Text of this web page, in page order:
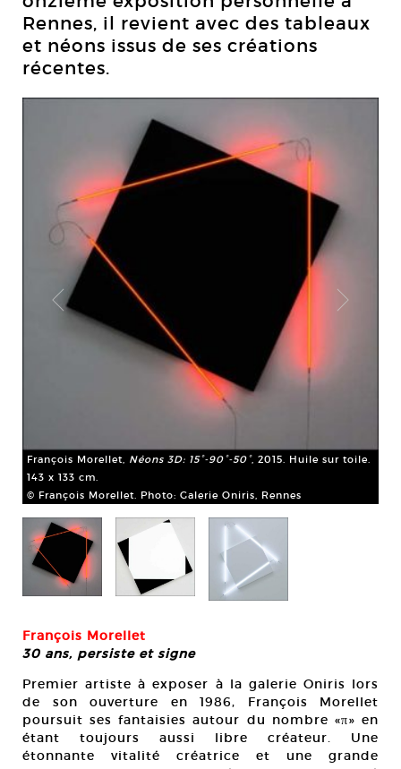
Rennes, il revient avec des tableaux
et néons issus de ses créations
récentes.
François Morellet, Néons 3D: 15°-90°-50°, 2015. Huile sur toile.
143 x 133 cm.
© François Morellet. Photo: Galerie Oniris, Rennes
François Morellet
30 ans, persiste et signe
Premier artiste à exposer à la galerie Oniris lors
de son ouverture en 1986, François Morellet
poursuit ses fantaisies autour du nombre «π» en
étant toujours aussi libre créateur. Une
étonnante vitalité créatrice et une grande